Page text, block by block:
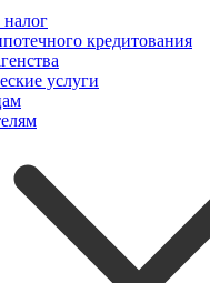
кредитования
услуги